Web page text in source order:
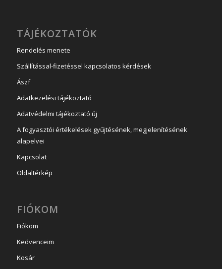
TÁJÉKOZTATÓK
Rendelés menete
Szállítással-fizetéssel kapcsolatos kérdések
Ászf
Adatkezelési tájékoztató
Adatvédelmi tájékoztató új
A fogyasztói értékelések gyűjtésének, megjelenítésének
alapelvei
Kapcsolat
Oldaltérkép
FIÓKOM
Fiókom
Kedvenceim
Kosár